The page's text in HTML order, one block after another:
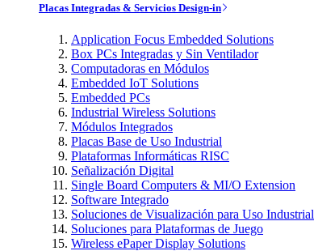
Placas Integradas & Servicios Design-in
Application Focus Embedded Solutions
Box PCs Integradas y Sin Ventilador
Computadoras en Módulos
Embedded IoT Solutions
Embedded PCs
Industrial Wireless Solutions
Módulos Integrados
Placas Base de Uso Industrial
Plataformas Informáticas RISC
Señalización Digital
Single Board Computers & MI/O Extension
Software Integrado
Soluciones de Visualización para Uso Industrial
Soluciones para Plataformas de Juego
Wireless ePaper Display Solutions